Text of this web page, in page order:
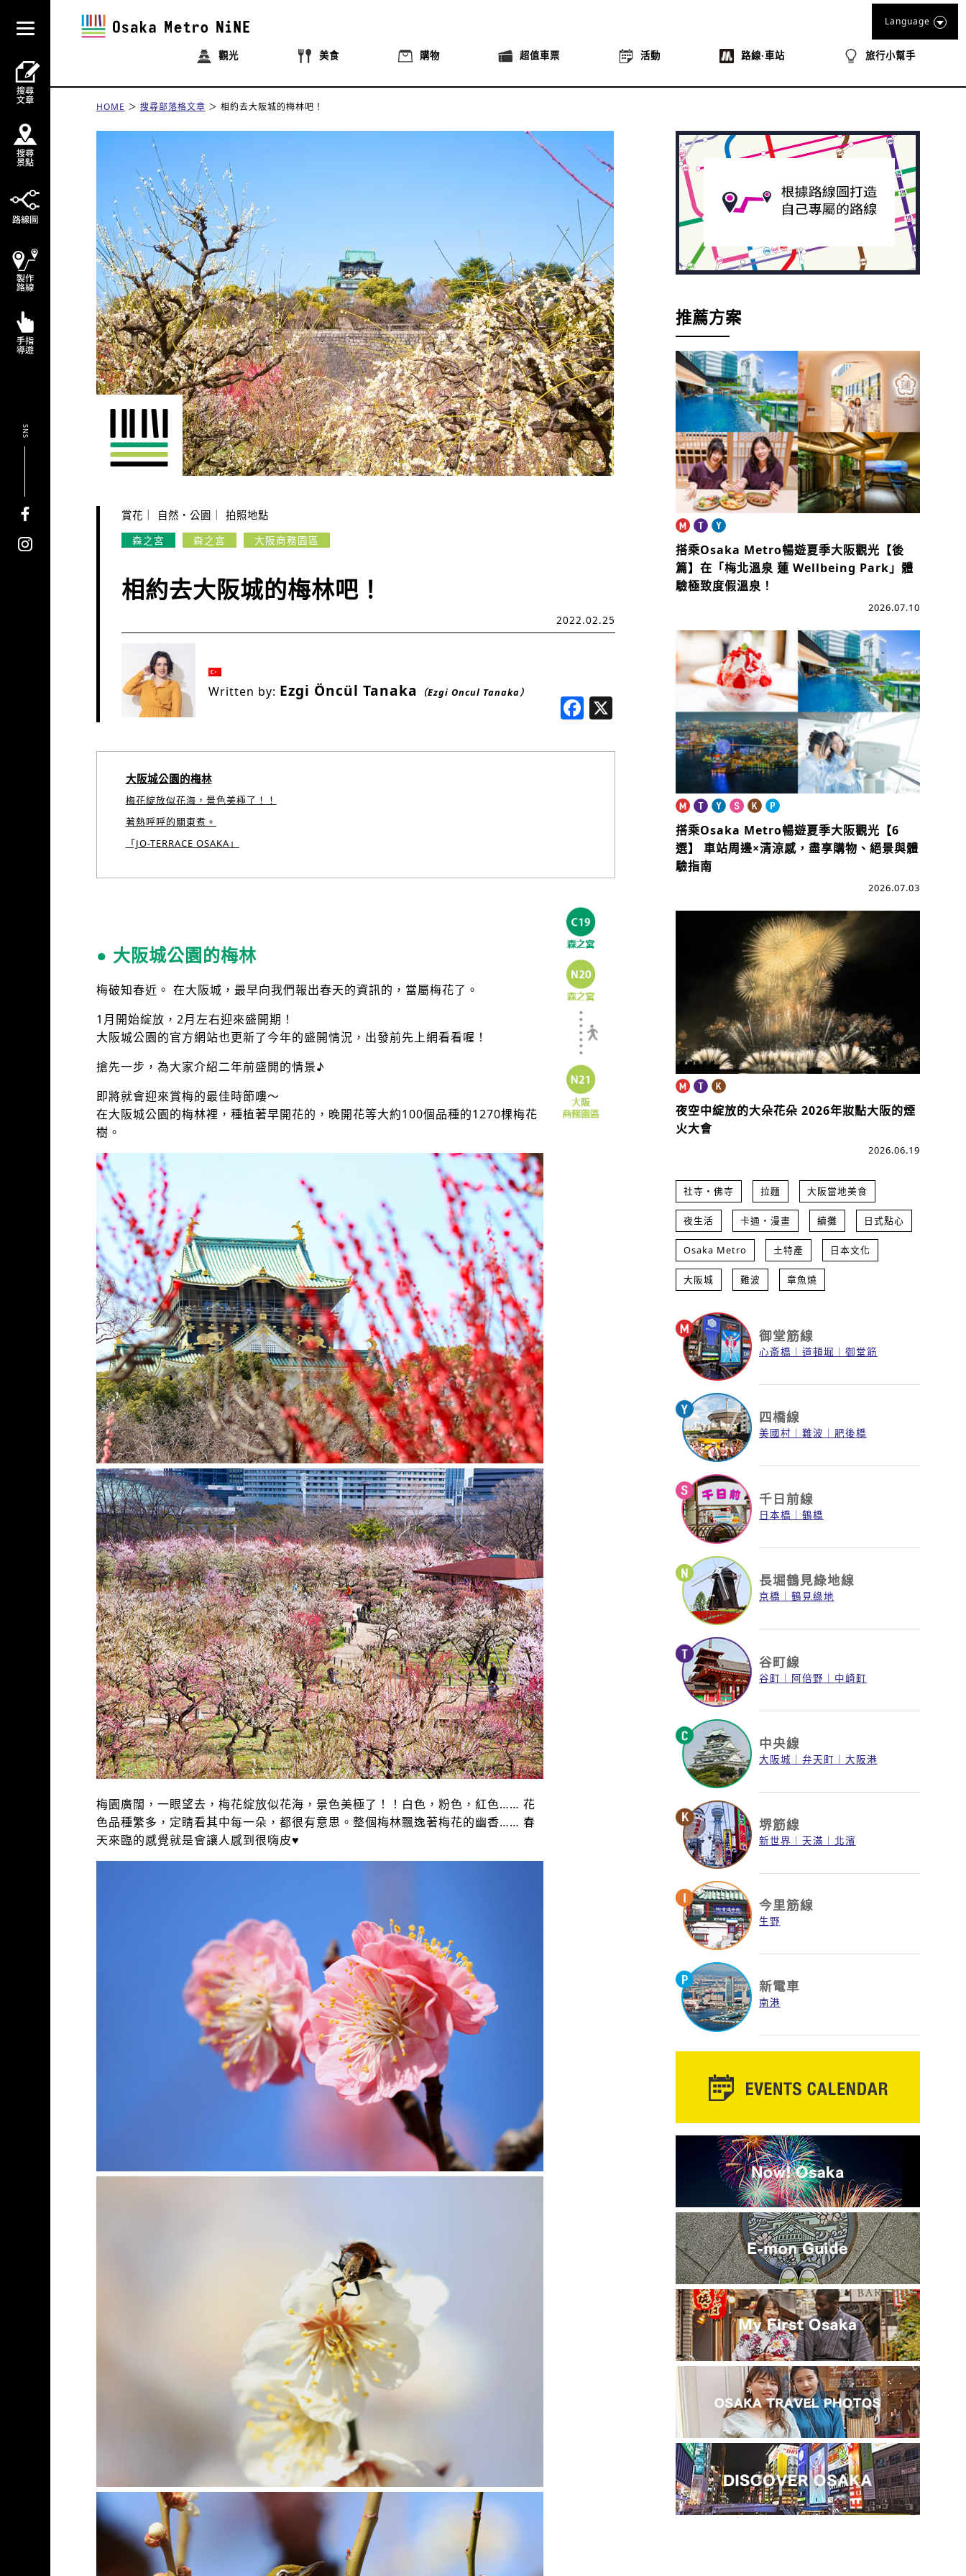
觀光 美食 購物 超值車票 活動 路線‧車站 旅行小幫手
Language
SNS
HOME 搜尋部落格文章 相約去大阪城的梅林吧！
賞花 自然・公園
拍照地點
森之宮
森之宮 大阪商務園區
相約去大阪城的梅林吧！
2022.02.25
Written by: Ezgi Öncül Tanaka （Ezgi Oncul Tanaka） Facebook
大阪城公園的梅林
梅花綻放似花海，景色美極了！！
著熱呼呼的關東煮。
「JO-TERRACE OSAKA」
● 大阪城公園的梅林
梅破知春近。 在大阪城，最早向我們報出春天的資訊的，當屬梅花了。
1月開始綻放，2月左右迎來盛開期！
大阪城公園的官方網站也更新了今年的盛開情況，出發前先上網看看喔！
搶先一步，為大家介紹二年前盛開的情景♪
即將就會迎來賞梅的最佳時節嘍～
在大阪城公園的梅林裡，種植著早開花的，晚開花等大約100個品種的1270棵梅花
樹。
梅園廣闊，一眼望去，梅花綻放似花海，景色美極了！！白色，粉色，紅色…… 花
色品種繁多，定睛看其中每一朵，都很有意思。整個梅林飄逸著梅花的幽香…… 春
天來臨的感覺就是會讓人感到很嗨皮♥
推薦方案
搭乘Osaka Metro暢遊夏季大阪觀光【後
篇】在「梅北溫泉 蓮 Wellbeing Park」體
驗極致度假溫泉！
2026.07.10
搭乘Osaka Metro暢遊夏季大阪觀光【6
選】
車站周邊×清涼感，盡享購物、絕景與體
驗指南
2026.07.03
夜空中綻放的大朵花朵2026年妝點大阪的煙
火大會
2026.06.19
社寺・佛寺 拉麵 大阪當地美食
夜生活 卡通・漫畫 續攤 日式點心
Osaka Metro 土特產 日本文化
大阪城 難波 章魚燒
御堂筋線
心斎橋 道頓堀 御堂筋
四橋線
美國村 難波 肥後橋
千日前線
日本橋 鶴橋
長堀鶴見綠地線
京橋 鶴見綠地
谷町線
谷町 阿倍野 中崎町
中央線
大阪城 弁天町 大阪港
堺筋線
新世界 天滿 北濱
今里筋線
生野
新電車
南港